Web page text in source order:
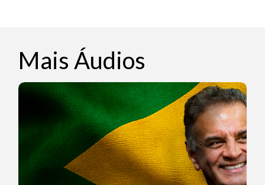
Mais Áudios